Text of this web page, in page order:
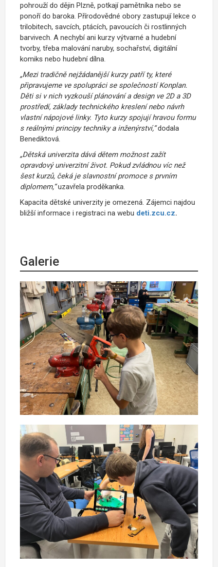
pohrouží do dějin Plzně, potkají pamětníka nebo se
ponoří do baroka. Přírodovědné obory zastupují lekce o
trilobitech, savcích, ptácích, pavoucích či rostlinných
barvivech. A nechybí ani kurzy výtvarné a hudební
tvorby, třeba malování naruby, sochařství, digitální
komiks nebo hudební dílna.
„Mezi tradičně nejžádanější kurzy patří ty, které
připravujeme ve spolupráci se společnostíKonplan.
Děti si v nich vyzkouší plánování a design ve 2D a 3D
prostředí, základy technického kreslení nebo návrh
vlastní nápojové linky. Tyto kurzy spojují hravou formu
s reálnými principy techniky a inženýrství,“dodala
Benediktová.
„Dětská univerzita dává dětem možnost zažít
opravdový univerzitní život. Pokud zvládnou víc než
šest kurzů, čeká je slavnostní promoce s prvním
diplomem,“ uzavřela proděkanka.
Kapacita dětské univerzity je omezená. Zájemci najdou
bližší informace i registraci na webu deti.zcu.cz.
Galerie